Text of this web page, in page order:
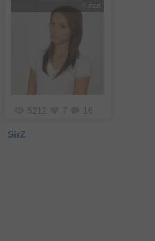
6 éve
5212 7 16
SirZ